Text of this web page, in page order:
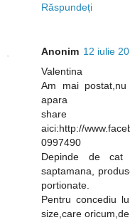
Răspundeți
Anonim 12 iulie
Valentina
Am mai
apara
share
aici:http://
0997490
Depinde de cat
saptamana,
portionate.
Pentru concediu
size,care